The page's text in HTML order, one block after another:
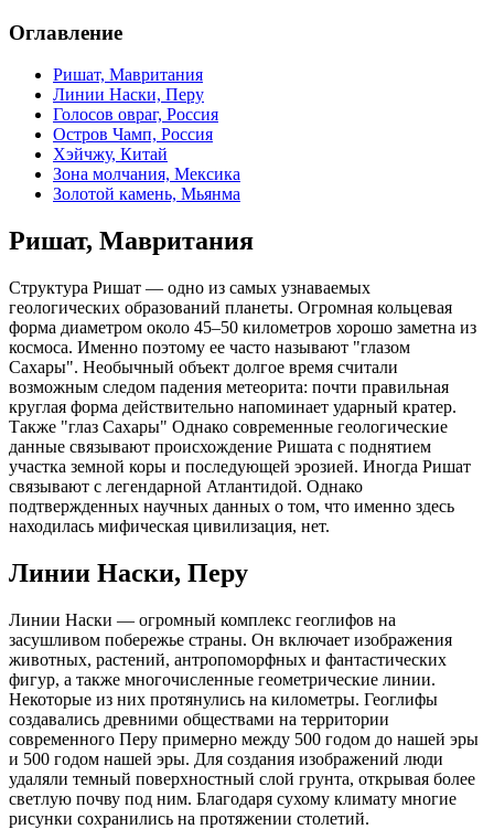
Оглавление
Ришат, Мавритания
Линии Наски, Перу
Голосов овраг, Россия
Остров Чамп, Россия
Хэйчжу, Китай
Зона молчания, Мексика
Золотой камень, Мьянма
Ришат, Мавритания
Структура Ришат — одно из самых узнаваемых
геологических образований планеты. Огромная кольцевая
форма диаметром около 45–50 километров хорошо заметна из
космоса. Именно поэтому ее часто называют "глазом
Сахары". Необычный объект долгое время считали
возможным следом падения метеорита: почти правильная
круглая форма действительно напоминает ударный кратер.
Также "глаз Сахары" Однако современные геологические
данные связывают происхождение Ришата с поднятием
участка земной коры и последующей эрозией. Иногда Ришат
связывают с легендарной Атлантидой. Однако
подтвержденных научных данных о том, что именно здесь
находилась мифическая цивилизация, нет.
Линии Наски, Перу
Линии Наски — огромный комплекс геоглифов на
засушливом побережье страны. Он включает изображения
животных, растений, антропоморфных и фантастических
фигур, а также многочисленные геометрические линии.
Некоторые из них протянулись на километры. Геоглифы
создавались древними обществами на территории
современного Перу примерно между 500 годом до нашей эры
и 500 годом нашей эры. Для создания изображений люди
удаляли темный поверхностный слой грунта, открывая более
светлую почву под ним. Благодаря сухому климату многие
рисунки сохранились на протяжении столетий.